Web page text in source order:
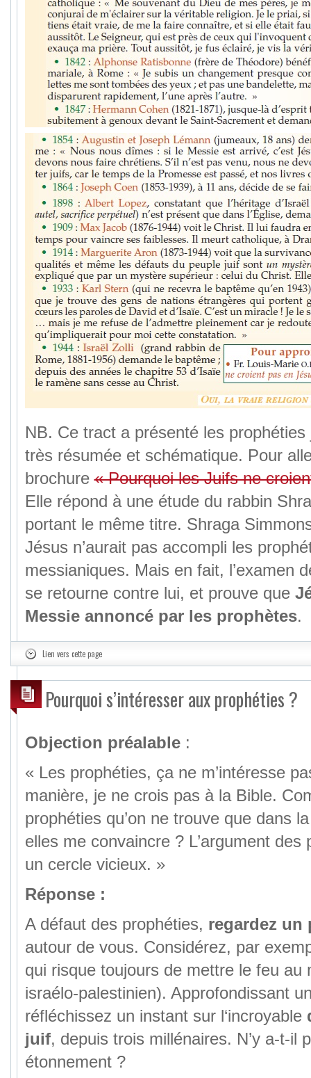
NB. Ce tract a présenté les
très résumée et schématique. Pour
brochure« Pourquoi les Juifs ne
Elle répond à une étude du rabbin
portant le même titre. Shraga
Jésus n’aurait pas accompli les
messianiques. Mais en fait, l’examen
se retourne contre lui, et prouve que
Messie annoncé par les prophètes.
Lien vers cette page
Pourquoi s’intéresser aux prophéties ?
Objection préalable:
« Les prophéties, ça ne m’intéresse
manière, je ne crois pas à la Bible.
prophéties qu’on ne trouve que dans
elles me convaincre ? L’argument des
un cercle vicieux. »
Réponse :
A défaut des prophéties, regardez un
autour de vous. Considérez, par
qui risque toujours de mettre le feu au
israélo-palestinien). Approfondissant
réfléchissez un instant sur l‘incroyable
juif, depuis trois millénaires. N’y a-t-il
étonnement ?